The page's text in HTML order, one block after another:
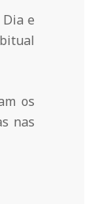
e
os
nas